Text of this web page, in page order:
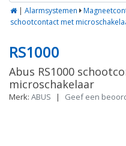
| Alarmsystemen
schootcontact met
RS1000
Abus RS1000
microschakelaar
Merk: ABUS | Geef een